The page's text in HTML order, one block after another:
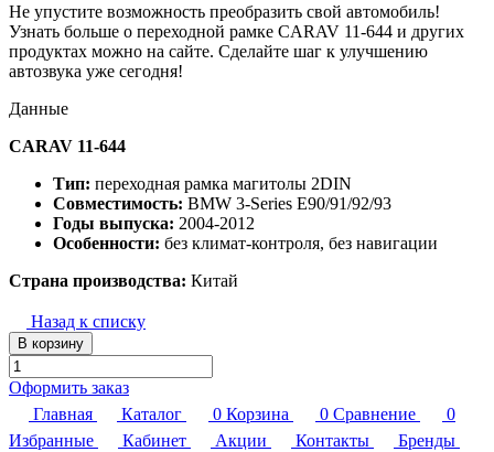
Не упустите возможность преобразить свой автомобиль!
Узнать больше о переходной рамке CARAV 11-644 и других
продуктах можно на сайте. Сделайте шаг к улучшению
автозвука уже сегодня!
Данные
CARAV 11-644
Тип: переходная рамка магитолы 2DIN
Совместимость: BMW 3-Series E90/91/92/93
Годы выпуска: 2004-2012
Особенности: без климат-контроля, без навигации
Страна производства: Китай
Назад к списку
В корзину
Оформить заказ
Главная
Каталог 0 Корзина 0 Сравнение
0
Избранные
Кабинет Акции Контакты
Бренды